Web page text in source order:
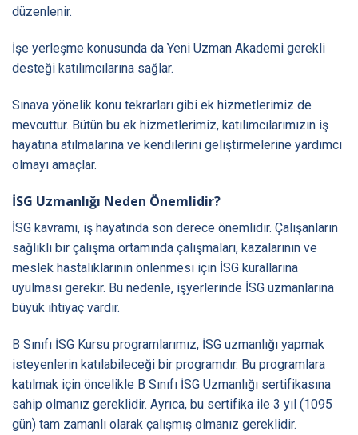
düzenlenir.
İşe yerleşme konusunda da Yeni Uzman Akademi gerekli
desteği katılımcılarına sağlar.
Sınava yönelik konu tekrarları gibi ek hizmetlerimiz de
mevcuttur. Bütün bu ek hizmetlerimiz, katılımcılarımızın iş
hayatına atılmalarına ve kendilerini geliştirmelerine yardımcı
olmayı amaçlar.
İSG Uzmanlığı Neden Önemlidir?
İSG kavramı, iş hayatında son derece önemlidir. Çalışanların
sağlıklı bir çalışma ortamında çalışmaları, kazalarının ve
meslek hastalıklarının önlenmesi için İSG kurallarına
uyulması gerekir. Bu nedenle, işyerlerinde İSG uzmanlarına
büyük ihtiyaç vardır.
B Sınıfı İSG Kursu programlarımız, İSG uzmanlığı yapmak
isteyenlerin katılabileceği bir programdır. Bu programlara
katılmak için öncelikle B Sınıfı İSG Uzmanlığı sertifikasına
sahip olmanız gereklidir. Ayrıca, bu sertifika ile 3 yıl (1095
gün) tam zamanlı olarak çalışmış olmanız gereklidir.